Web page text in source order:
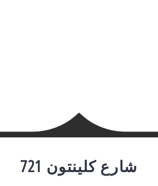
721 شارع كلينتون